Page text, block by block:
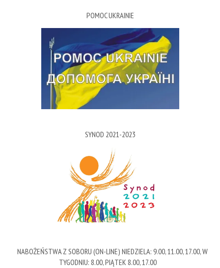
POMOC UKRAINIE
SYNOD 2021-2023
NABOŻEŃSTWA Z SOBORU (ON-LINE) NIEDZIELA: 9.00, 11.00, 17.00, W
TYGODNIU: 8.00, PIĄTEK 8.00, 17.00